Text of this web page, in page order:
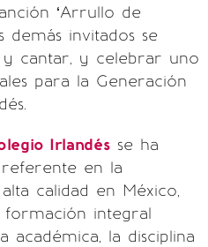
‘Arrullo de
demás invitados se
cantar, y celebrar uno
para la Generación
Irlandés se ha
en la
calidad en México,
formación integral
académica, la disciplina